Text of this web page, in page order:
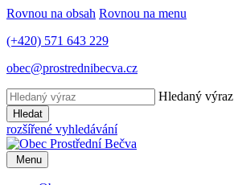
Rovnou na obsah Rovnou na menu
(+420) 571 643 229
obec@prostrednibecva.cz
Hledaný výraz
Hledat
rozšířené vyhledávání
Menu